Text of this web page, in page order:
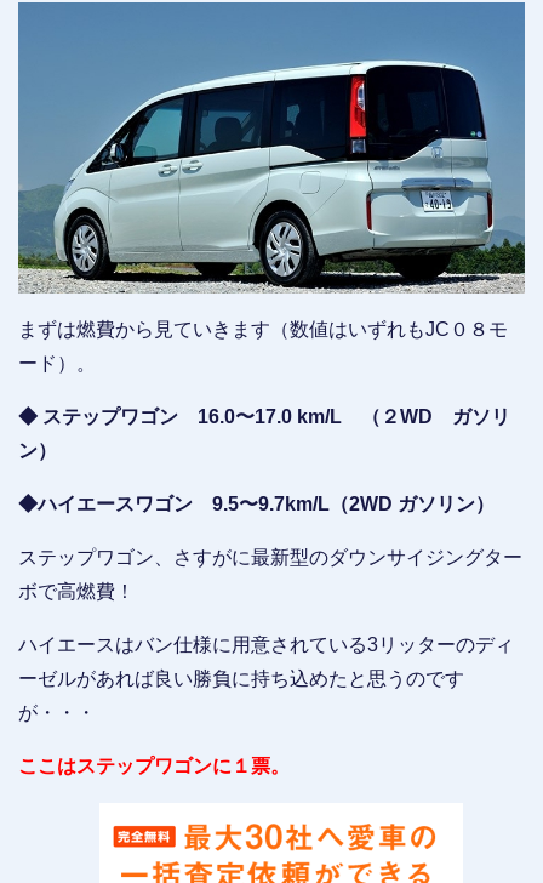
まずは燃費から見ていきます（数値はいずれもJC０８モ
ード）。
◆ ステップワゴン 16.0〜17.0 km/L （２WD ガソリ
ン）
◆ハイエースワゴン 9.5〜9.7km/L（2WD ガソリン）
ステップワゴン、さすがに最新型のダウンサイジングター
ボで高燃費！
ハイエースはバン仕様に用意されている3リッターのディ
ーゼルがあれば良い勝負に持ち込めたと思うのです
が・・・
ここはステップワゴンに１票。